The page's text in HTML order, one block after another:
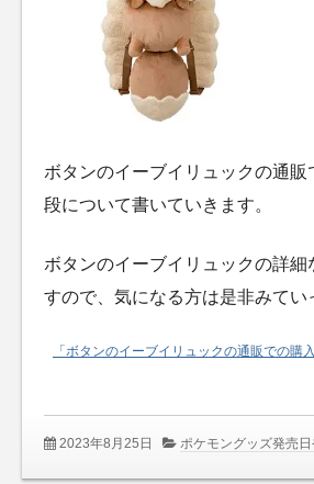
ボタンのイーブイリュックの通販
段について書いていきます。
ボタンのイーブイリュックの詳細
すので、気になる方は是非みてい
「ボタンのイーブイリュックの通販での購
2023年8月25日 ポケモングッズ発売